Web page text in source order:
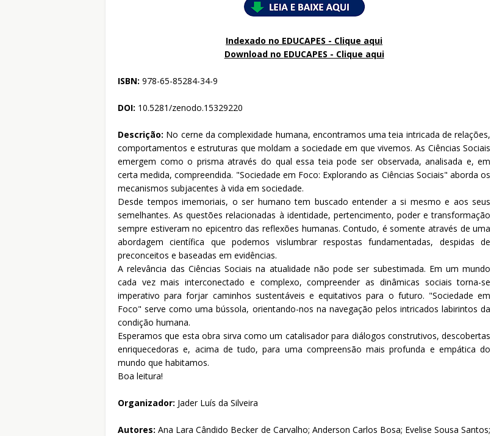
Indexado no EDUCAPES - Clique aqui
Download no EDUCAPES - Clique aqui
ISBN: 978-65-85284-34-9
DOI: 10.5281/zenodo.15329220
Descrição: No cerne da complexidade humana, encontramos uma teia intricada de relações,
comportamentos e estruturas que moldam a sociedade em que vivemos. As Ciências Sociais
emergem como o prisma através do qual essa teia pode ser observada, analisada e, em
certa medida, compreendida. "Sociedade em Foco: Explorando as Ciências Sociais" aborda os
mecanismos subjacentes à vida em sociedade.
Desde tempos imemoriais, o ser humano tem buscado entender a si mesmo e aos seus
semelhantes. As questões relacionadas à identidade, pertencimento, poder e transformação
sempre estiveram no epicentro das reflexões humanas. Contudo, é somente através de uma
abordagem científica que podemos vislumbrar respostas fundamentadas, despidas de
preconceitos e baseadas em evidências.
A relevância das Ciências Sociais na atualidade não pode ser subestimada. Em um mundo
cada vez mais interconectado e complexo, compreender as dinâmicas sociais torna-se
imperativo para forjar caminhos sustentáveis e equitativos para o futuro. "Sociedade em
Foco" serve como uma bússola, orientando-nos na navegação pelos intricados labirintos da
condição humana.
Esperamos que esta obra sirva como um catalisador para diálogos construtivos, descobertas
enriquecedoras e, acima de tudo, para uma compreensão mais profunda e empática do
mundo que habitamos.
Boa leitura!
Organizador: Jader Luís da Silveira
Autores:Ana Lara Cândido Becker de Carvalho; Anderson Carlos Bosa; Evelise Sousa Santos;